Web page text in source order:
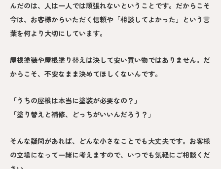
んだのは、人は一人では頑張れないということです。だからこそ
今は、お客様からいただく信頼や「相談してよかった」という言
葉を何より大切にしています。
屋根塗装や屋根塗り替えは決して安い買い物ではありません。だ
からこそ、不安なまま決めてほしくないんです。
「うちの屋根は本当に塗装が必要なの？」
「塗り替えと補修、どっちがいいんだろう？」
そんな疑問があれば、どんな小さなことでも大丈夫です。お客様
の立場になって一緒に考えますので、いつでも気軽にご相談くだ